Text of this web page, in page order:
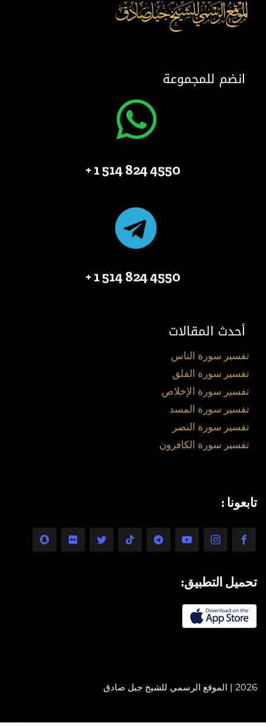
انضم للمجموعة
4550 824 514 1 +
4550 824 514 1 +
أحدث المقالات
تفسير سورة الناس
تفسير سورة الفلق
تفسير سورة الإخلاص
تفسير سورة المسد
تفسير سورة النصر
تفسير سورة الكافرون
تابعونا :
تحميل التطبيق:
2026 | الموقع الرسمي للشيخ جيل صادق